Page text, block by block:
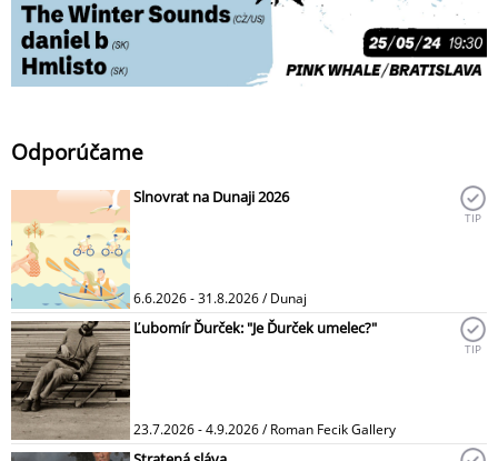
Odporúčame
Slnovrat na Dunaji 2026
6.6.2026 - 31.8.2026 / Dunaj
TIP
Ľubomír Ďurček: "Je Ďurček umelec?"
23.7.2026 - 4.9.2026 / Roman Fecik Gallery
TIP